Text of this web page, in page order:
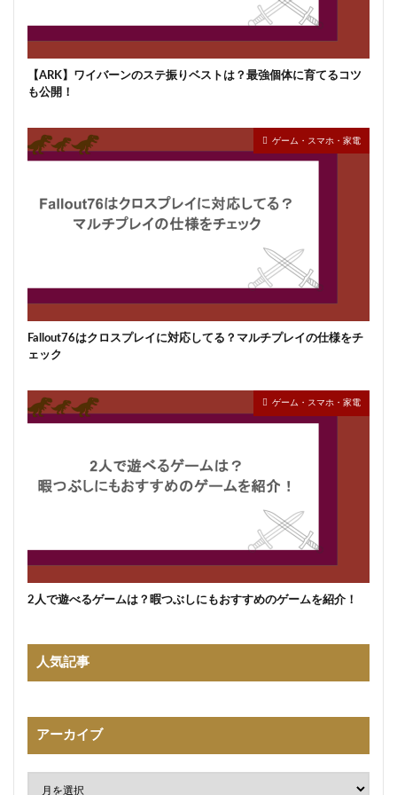
【ARK】ワイバーンのステ振りベストは？最強個体に育てるコツ
も公開！
ゲーム・スマホ・家電
Fallout76はクロスプレイに対応してる？マルチプレイの仕様をチ
ェック
ゲーム・スマホ・家電
2人で遊べるゲームは？暇つぶしにもおすすめのゲームを紹介！
人気記事
アーカイブ